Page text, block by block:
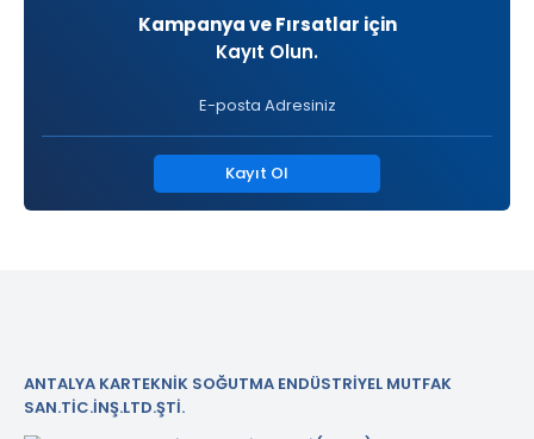
Kampanya ve Fırsatlar için
Kayıt Olun.
Kayıt Ol
ANTALYA KARTEKNİK SOĞUTMA ENDÜSTRİYEL MUTFAK
SAN.TİC.İNŞ.LTD.ŞTİ.